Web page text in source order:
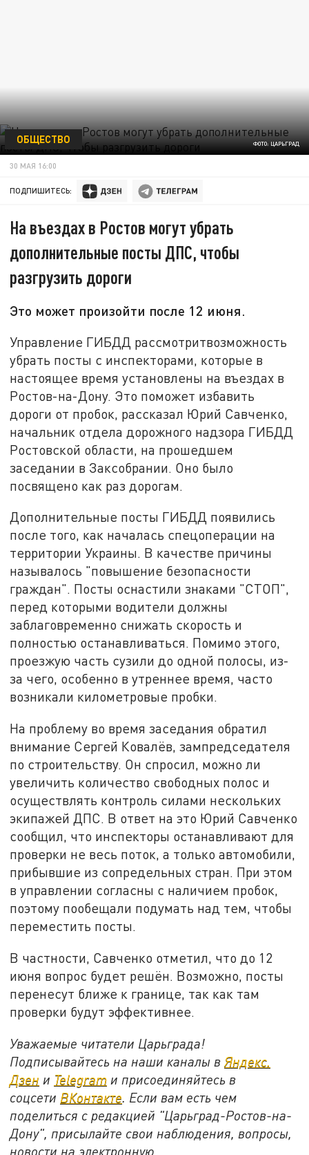
ФОТО: ЦАРЬГРАД
ОБЩЕСТВО
30 МАЯ 16:00
ПОДПИШИТЕСЬ:
На въездах в Ростов могут убрать
дополнительные посты ДПС, чтобы
разгрузить дороги
Это может произойти после 12 июня.
Управление ГИБДД рассмотритвозможность
убрать посты с инспекторами, которые в
настоящее время установлены на въездах в
Ростов-на-Дону. Это поможет избавить
дороги от пробок, рассказал Юрий Савченко,
начальник отдела дорожного надзора ГИБДД
Ростовской области, на прошедшем
заседании в Заксобрании. Оно было
посвящено как раз дорогам.
Дополнительные посты ГИБДД появились
после того, как началась спецоперации на
территории Украины. В качестве причины
называлось "повышение безопасности
граждан". Посты оснастили знаками "СТОП",
перед которыми водители должны
заблаговременно снижать скорость и
полностью останавливаться. Помимо этого,
проезжую часть сузили до одной полосы, из-
за чего, особенно в утреннее время, часто
возникали километровые пробки.
На проблему во время заседания обратил
внимание Сергей Ковалёв, зампредседателя
по строительству. Он спросил, можно ли
увеличить количество свободных полос и
осуществлять контроль силами нескольких
экипажей ДПС. В ответ на это Юрий Савченко
сообщил, что инспекторы останавливают для
проверки не весь поток, а только автомобили,
прибывшие из сопредельных стран. При этом
в управлении согласны с наличием пробок,
поэтому пообещали подумать над тем, чтобы
переместить посты.
В частности, Савченко отметил, что до 12
июня вопрос будет решён. Возможно, посты
перенесут ближе к границе, так как там
проверки будут эффективнее.
Уважаемые читатели Царьграда!
Подписывайтесь на наши каналы в Яндекс.
Дзен и Telegram и присоединяйтесь в
соцсети ВКонтакте . Если вам есть чем
поделиться с редакцией "Царьград-Ростов-на-
Дону", присылайте свои наблюдения, вопросы,
новости на электронную